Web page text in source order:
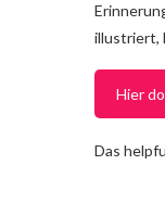
illustriert,
Hier
Das